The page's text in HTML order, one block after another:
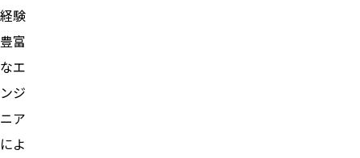
経験
豊富
なエ
ンジ
ニア
によ